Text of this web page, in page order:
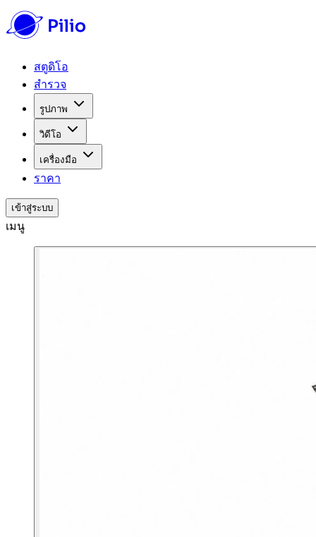
สตูดิโอ
สำรวจ
รูปภาพ
วิดีโอ
เครื่องมือ
ราคา
เข้าสู่ระบบ
เมนู